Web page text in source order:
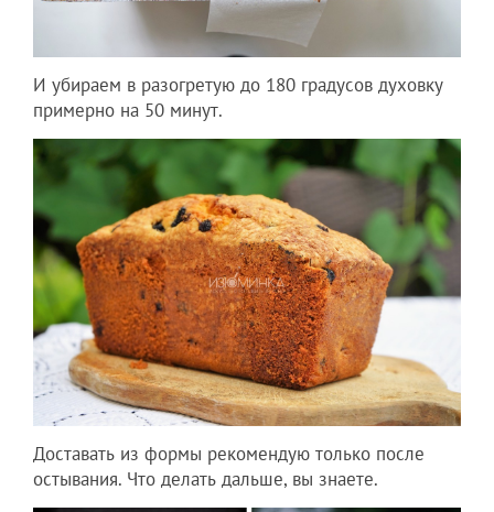
И убираем в разогретую до 180 градусов духовку
примерно на 50 минут.
Доставать из формы рекомендую только после
остывания. Что делать дальше, вы знаете.